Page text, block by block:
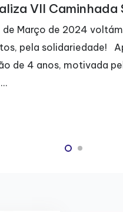
A LATI está de
No dia 22 de março de
seu 47º aniversário. Este
alegria e também de…